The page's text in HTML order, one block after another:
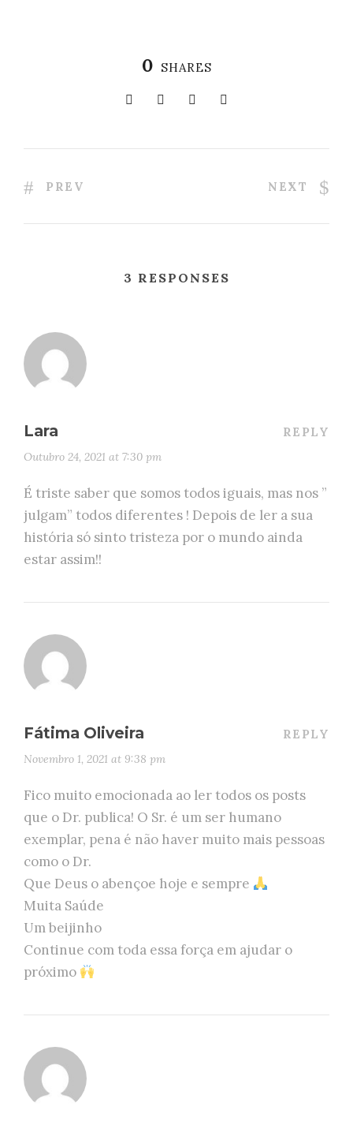
0 SHARES
PREV NEXT
3 RESPONSES
Lara
Outubro 24, 2021 at 7:30 pm
REPLY
É triste saber que somos todos iguais, mas nos ”
julgam” todos diferentes ! Depois de ler a sua
história só sinto tristeza por o mundo ainda
estar assim!!
Fátima Oliveira
Novembro 1, 2021 at 9:38 pm
REPLY
Fico muito emocionada ao ler todos os posts
que o Dr. publica! O Sr. é um ser humano
exemplar, pena é não haver muito mais pessoas
como o Dr.
Que Deus o abençoe hoje e sempre
Muita Saúde
Um beijinho
Continue com toda essa força em ajudar o
próximo